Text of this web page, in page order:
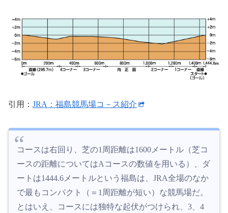
引用： JRA：福島競馬場コ－ス紹介
コースは右回り、芝の1周距離は1600メートル（芝コ
ースの距離についてはAコースの数値を用いる）、ダ
ートは1444.6メートルという福島は、JRA全場のなか
で最もコンパクト（＝1周距離が短い）な競馬場だ。
とはいえ、コースには独特な起伏がつけられ、3、4